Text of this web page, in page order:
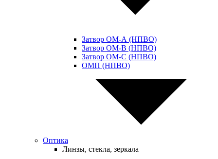
Затвор ОМ-А (НПВО)
Затвор ОМ-В (НПВО)
Затвор ОМ-С (НПВО)
ОМП (НПВО)
Оптика
Линзы, стекла, зеркала